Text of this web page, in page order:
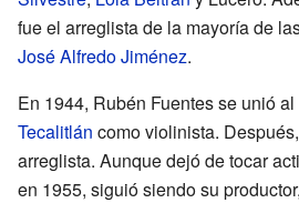
fue el arreglista de la mayoría de
José Alfredo Jiménez.
En 1944, Rubén Fuentes se unió al
Tecalitlán como violinista.
arreglista. Aunque dejó de tocar
en 1955, siguió siendo su